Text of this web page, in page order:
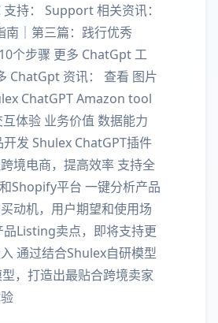
支持： Support 相关资讯：
南｜第三篇：践行优秀
个步骤 更多 ChatGpt 工
ChatGpt 资讯： 查看 图片
ChatGPT Amazon tool
体验 业务价值 数据能力
发 Shulex ChatGPT插件
境电商，提高效率 支持全
Shopify平台 一键分析产品
动机，用户期望和使用场
品Listing卖点，即将支持更
通过结合Shulex自研模型
，打造出最贴合跨境卖家